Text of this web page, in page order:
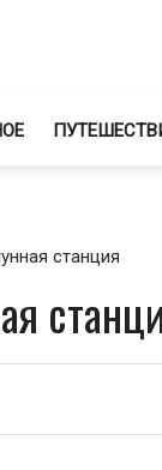
станция